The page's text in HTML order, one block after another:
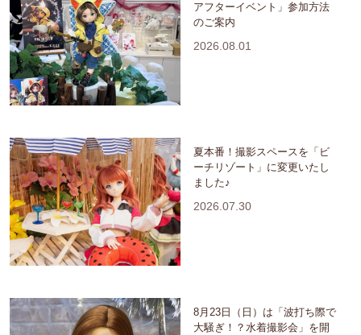
アフターイベント」参加方法
のご案内
2026.08.01
夏本番！撮影スペースを「ビ
ーチリゾート」に変更いたし
ました♪
2026.07.30
8月23日（日）は「波打ち際で
大騒ぎ！？水着撮影会」を開